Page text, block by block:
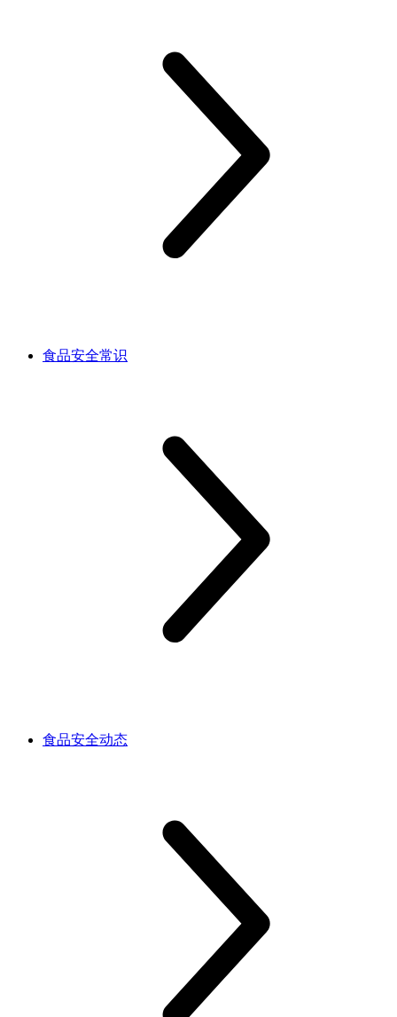
食品安全常识
食品安全动态